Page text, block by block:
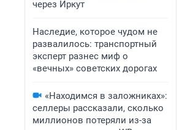
через Иркут
Наследие, которое чудом не
развалилось: транспортный
эксперт разнес миф о
«вечных» советских дорогах
«Находимся в заложниках»:
селлеры рассказали, сколько
миллионов потеряли из-за